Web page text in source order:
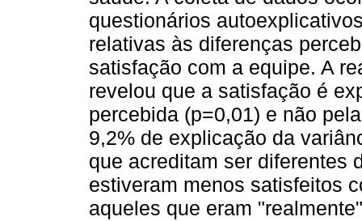
questionários
relativas às diferenças
satisfação com a equipe. A
revelou que a satisfação é
percebida (p=0,01) e não
9,2% de explicação da
que acreditam ser diferentes
estiveram menos satisfeitos
aqueles que eram